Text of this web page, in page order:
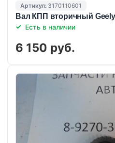
Артикул: 3170110601
Вал КПП вторичный
Есть в наличии
6 150 руб.